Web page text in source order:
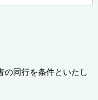
の同行を条件といたし